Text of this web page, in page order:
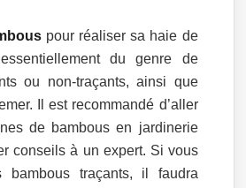
pour réaliser sa haie de
du genre de
ou non-traçants, ainsi que
Il est recommandé d’aller
de bambous en jardinerie
conseils à un expert. Si vous
bambous traçants, il faudra